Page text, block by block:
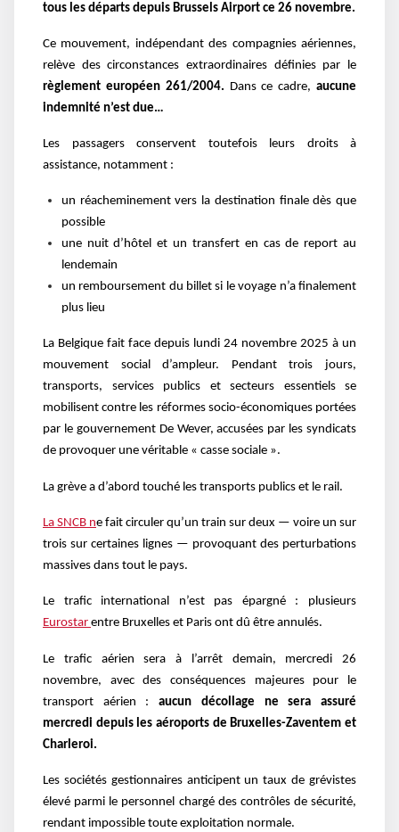
tous les départs depuis Brussels Airport ce 26 novembre.
Ce mouvement, indépendant des compagnies aériennes,
relève des circonstances extraordinaires définies par le
règlement européen 261/2004. Dans ce cadre,aucune
indemnité n’est due…
Les passagers conservent toutefois leurs droits à
assistance, notamment :
un réacheminement vers la destination finale dès que
possible
une nuit d’hôtel et un transfert en cas de report au
lendemain
un remboursement du billet si le voyage n’a finalement
plus lieu
La Belgique fait face depuis lundi 24 novembre 2025 à un
mouvement social d’ampleur. Pendant trois jours,
transports, services publics et secteurs essentiels se
mobilisent contre les réformes socio-économiques portées
par le gouvernement De Wever, accusées par les syndicats
de provoquer une véritable « casse sociale ».
La grève a d’abord touché les transports publics et le rail.
La SNCB ne fait circuler qu’un train sur deux — voire un sur
trois sur certaines lignes — provoquant des perturbations
massives dans tout le pays.
Le trafic international n’est pas épargné : plusieurs
Eurostar entre Bruxelles et Paris ont dû être annulés.
Le trafic aérien sera à l’arrêt demain, mercredi 26
novembre, avec des conséquences majeures pour le
transport aérien :aucun décollage ne sera assuré
mercredi depuis les aéroports de Bruxelles-Zaventem et
Charleroi.
Les sociétés gestionnaires anticipent un taux de grévistes
élevé parmi le personnel chargé des contrôles de sécurité,
rendant impossible toute exploitation normale.